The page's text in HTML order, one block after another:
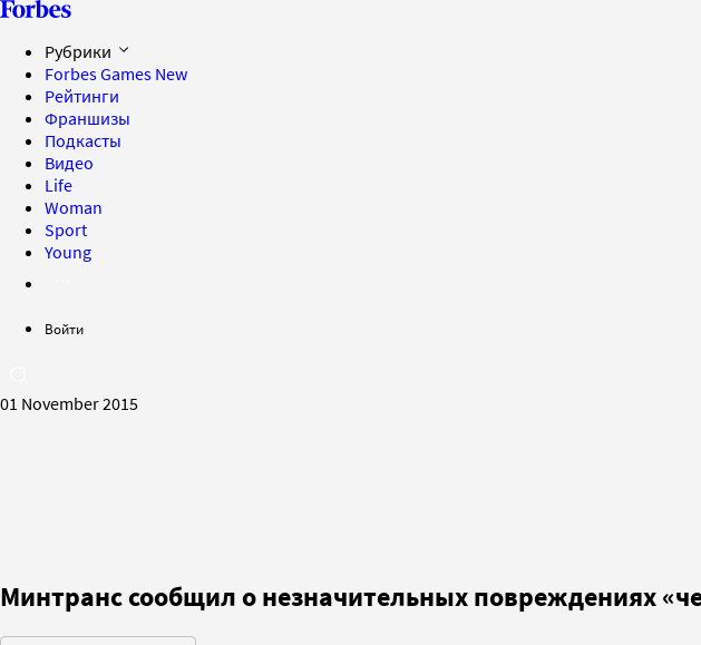
Рубрики
Forbes Games New
Рейтинги
Франшизы
Подкасты
Видео
Life
Woman
Sport
Young
Войти
01 November 2015
Минтранс сообщил о незначительных повреждениях